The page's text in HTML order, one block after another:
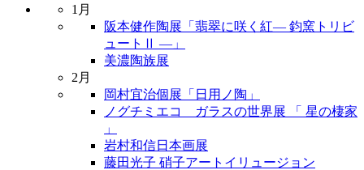
1月
阪本健作陶展「翡翠に咲く紅― 鈞窯トリビ
ュートⅡ ―」
美濃陶族展
2月
岡村宜治個展「日用ノ陶」
ノグチミエコ ガラスの世界展 「 星の棲家
」
岩村和信日本画展
藤田光子 硝子アートイリュージョン